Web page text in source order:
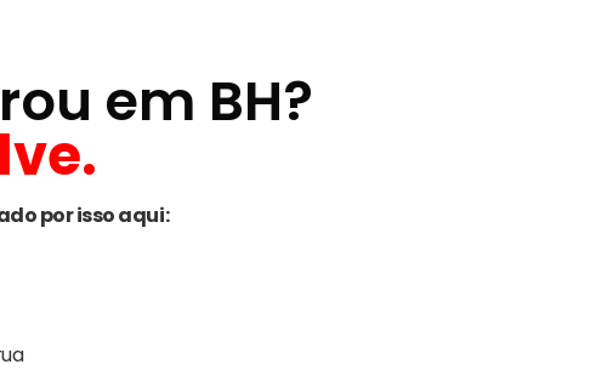
em BH?
por isso aqui: